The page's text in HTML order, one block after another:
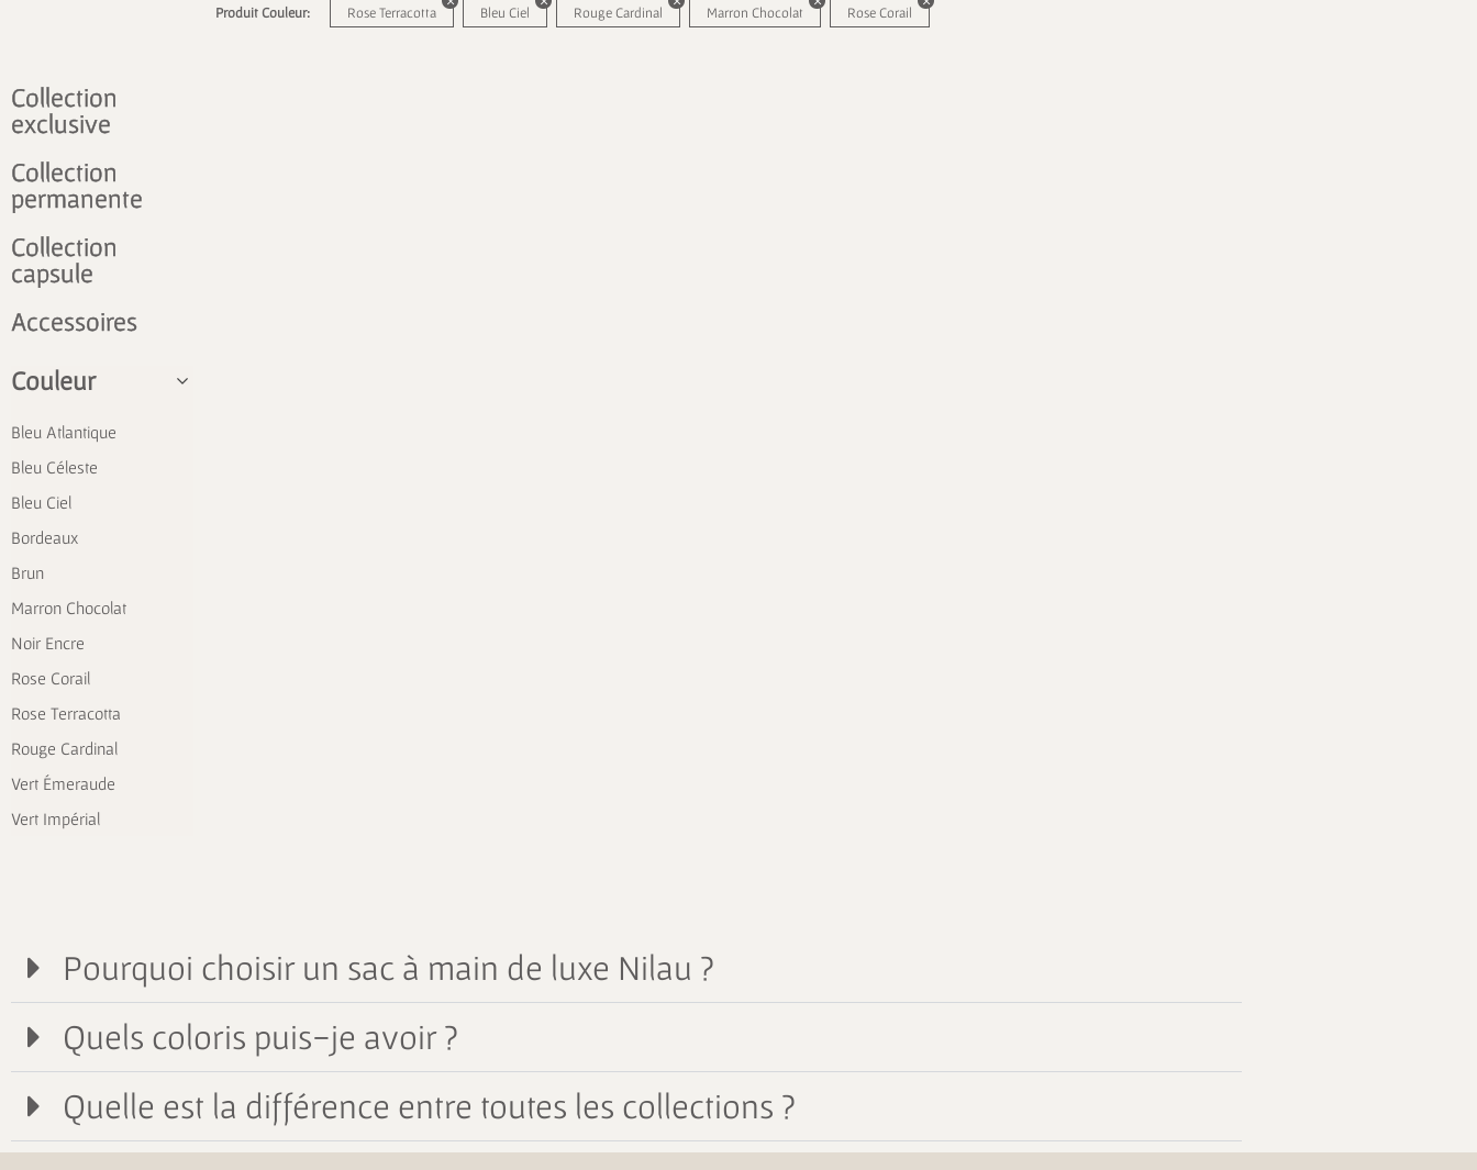
Collection
exclusive
Collection
permanente
Collection
capsule
Accessoires
Couleur
Bleu Atlantique
Bleu Céleste
Bleu Ciel
Bordeaux
Brun
Marron Chocolat
Noir Encre
Rose Corail
Rose Terracotta
Rouge Cardinal
Vert Émeraude
Vert Impérial
Produit Couleur: Rose Terracotta Bleu Ciel Rouge Cardinal Marron Chocolat Rose Corail
Pourquoi choisir un sac à main de luxe Nilau ?
Quels coloris puis-je avoir ?
Quelle est la différence entre toutes les collections ?